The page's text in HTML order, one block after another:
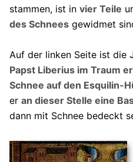
stammen, ist in vier Teile
des Schneesgewidmet
Auf der linken Seite ist die
Papst Liberius im Traum
Schnee auf den Esquilin-
er an dieser Stelle eine
dann mit Schnee bedeckt